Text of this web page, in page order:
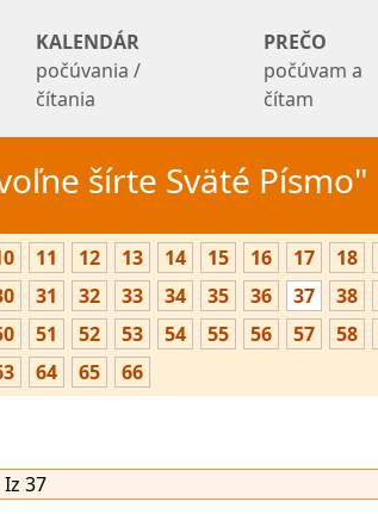
KALENDÁR
počúvania /
čítania
PREČO
počúvam a
čítam
šírte Sväté Písmo"
11 12 13 14 15 16 17 18
31 32 33 34 35 36 37 38
51 52 53 54 55 56 57 58
64 65 66
Iz 37